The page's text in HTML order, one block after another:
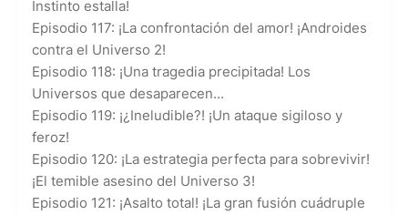
Instinto estalla!
Episodio 117: ¡La confrontación del amor! ¡Androides
contra el Universo 2!
Episodio 118: ¡Una tragedia precipitada! Los
Universos que desaparecen...
Episodio 119: ¡¿Ineludible?! ¡Un ataque sigiloso y
feroz!
Episodio 120: ¡La estrategia perfecta para sobrevivir!
¡El temible asesino del Universo 3!
Episodio 121: ¡Asalto total! ¡La gran fusión cuádruple